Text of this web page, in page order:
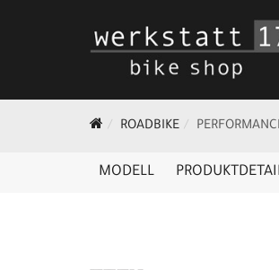
ROADBIKE
MODELL